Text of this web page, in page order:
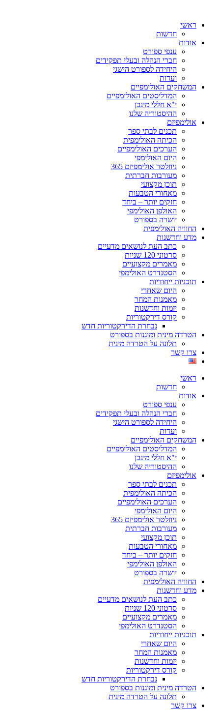
ראשי
חדשות
אודות
ענפי ספורט
חברי הנהלה ובעלי תפקידים
היחידה לספורט הישגי
ועדות
המשחקים האולימפיים
המדליסטים האולימפיים
י"א חללי מינכן
ההיסטוריה שלנו
אולימפיזם
תכנים לבתי ספר
הכיתה האולימפית
הערכים האולימפיים
היום האולימפי
ניוזלטר אולימפיזם 365
מעורבות חברתית
תוכן מקצועי
מאחורי הטבעות
חזקים יותר – ביחד
האולפן האולימפי
יושרה בספורט
החוויה האולימפית
מדע וחדשנות
כתב העת לנושאים מדעיים
סרטוני 120 שניות
מאמרים מקצועיים
הסטנדרט האולימפי
תוכניות ייחודיות
היום שאחרי
מאמנות המחר
יזמות וחדשנות
קורס דירקטוריות
נבחרת הדירקטוריות חדש
הטרדה מינית ומוגנות בספורט
תלונה על הטרדה מינית
צרו קשר
ראשי
חדשות
אודות
ענפי ספורט
חברי הנהלה ובעלי תפקידים
היחידה לספורט הישגי
ועדות
המשחקים האולימפיים
המדליסטים האולימפיים
י"א חללי מינכן
ההיסטוריה שלנו
אולימפיזם
תכנים לבתי ספר
הכיתה האולימפית
הערכים האולימפיים
היום האולימפי
ניוזלטר אולימפיזם 365
מעורבות חברתית
תוכן מקצועי
מאחורי הטבעות
חזקים יותר – ביחד
האולפן האולימפי
יושרה בספורט
החוויה האולימפית
מדע וחדשנות
כתב העת לנושאים מדעיים
סרטוני 120 שניות
מאמרים מקצועיים
הסטנדרט האולימפי
תוכניות ייחודיות
היום שאחרי
מאמנות המחר
יזמות וחדשנות
קורס דירקטוריות
נבחרת הדירקטוריות חדש
הטרדה מינית ומוגנות בספורט
תלונה על הטרדה מינית
צרו קשר